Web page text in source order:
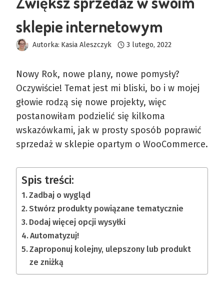
sklepie internetowym
Autorka: Kasia Aleszczyk 3 lutego, 2022
Nowy Rok, nowe plany, nowe pomysły?
Oczywiście! Temat jest mi bliski, bo i w mojej
głowie rodzą się nowe projekty, więc
postanowiłam podzielić się kilkoma
wskazówkami, jak w prosty sposób poprawić
sprzedaż w sklepie opartym o WooCommerce.
Spis treści:
Zadbaj o wygląd
Stwórz produkty powiązane tematycznie
Dodaj więcej opcji wysyłki
Automatyzuj!
Zaproponuj kolejny, ulepszony lub produkt
ze zniżką